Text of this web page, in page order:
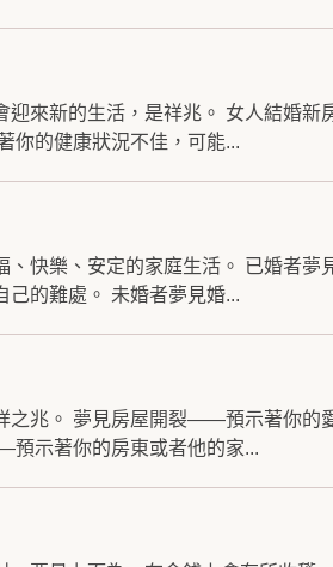
來新的生活，是祥兆。 女人結婚新
你的健康狀況不佳，可能...
快樂、安定的家庭生活。 已婚者夢
己的難處。 未婚者夢見婚...
兆。 夢見房屋開裂——預示著你的
示著你的房東或者他的家...